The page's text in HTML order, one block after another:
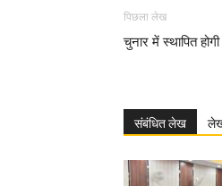
पिछला लेख
चुनार में स्थापित
संबंधित लेख